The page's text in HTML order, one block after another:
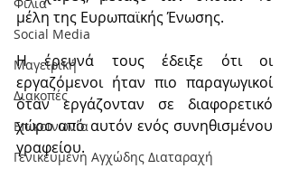
Social Media
Μαγειρική
Διακοπές
Επικοινωνία
Γενικευμένη Αγχώδης Διαταραχή
μέλη της Ευρωπαϊκής Ένωσης.
Η έρευνά τους έδειξε ότι οι
εργαζόμενοι ήταν πιο παραγωγικοί
όταν εργάζονταν σε διαφορετικό
χώρο από αυτόν ενός συνηθισμένου
γραφείου.